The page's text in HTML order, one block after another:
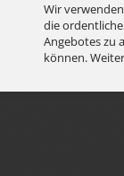
Wir
die
Angebotes zu
können.